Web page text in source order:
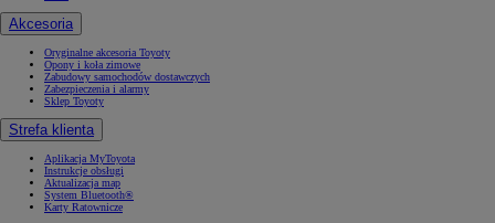
Akcesoria
Oryginalne akcesoria Toyoty
Opony i koła zimowe
Zabudowy samochodów dostawczych
Zabezpieczenia i alarmy
Sklep Toyoty
Strefa klienta
Aplikacja MyToyota
Instrukcje obsługi
Aktualizacja map
System Bluetooth®
Karty Ratownicze